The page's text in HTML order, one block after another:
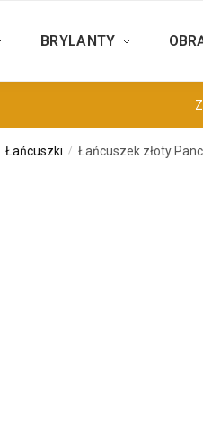
BRYLANTY
Łańcuszki / Łańcuszek złoty